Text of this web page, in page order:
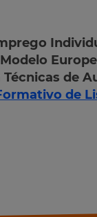
Técnicas de
de